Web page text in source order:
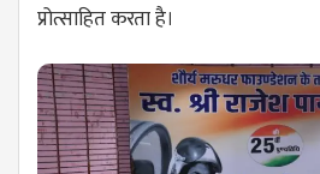
प्रोत्साहित करता है।